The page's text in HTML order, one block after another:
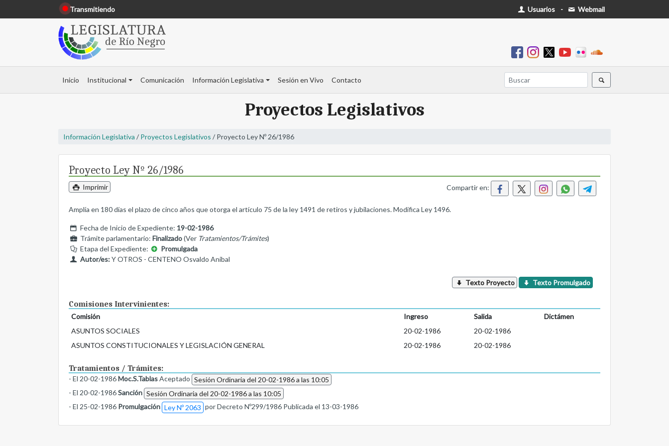
Transmitiendo Usuarios - Webmail
Inicio Institucional Comunicación Información Legislativa Sesión en Vivo Contacto
Proyectos Legislativos
Información Legislativa / Proyectos Legislativos / Proyecto Ley Nº 26/1986
Proyecto Ley Nº 26/1986
Imprimir Compartir en:
Amplía en 180 días el plazo de cinco años que otorga el artículo 75 de la ley 1491 de retiros y jubilaciones. Modifica Ley 1496.
Fecha de Inicio de Expediente: 19-02-1986
Trámite parlamentario: Finalizado(Ver Tratamientos/Trámites)
Etapa del Expediente:
Promulgada
Autor/es:Y OTROS - CENTENO Osvaldo Anibal
Texto Proyecto Texto Promulgado
Comisiones Intervinientes:
Comisión Ingreso Salida
Dictámen
ASUNTOS SOCIALES
20-02-1986
20-02-1986
ASUNTOS CONSTITUCIONALES Y LEGISLACIÓN GENERAL
20-02-1986 20-02-1986
Tratamientos / Trámites:
- El 20-02-1986Moc.S.TablasAceptado Sesión Ordinaria del 20-02-1986 a las 10:05
- El 20-02-1986Sanción Sesión Ordinaria del 20-02-1986 a las 10:05
- El 25-02-1986 Promulgación Ley Nº 2063 por Decreto Nº299/1986 Publicada el 13-03-1986